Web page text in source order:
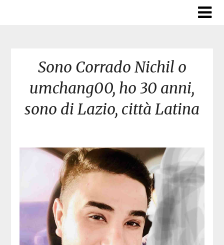
Sono Corrado Nichil o
umchang00, ho 30 anni,
sono di Lazio, città Latina